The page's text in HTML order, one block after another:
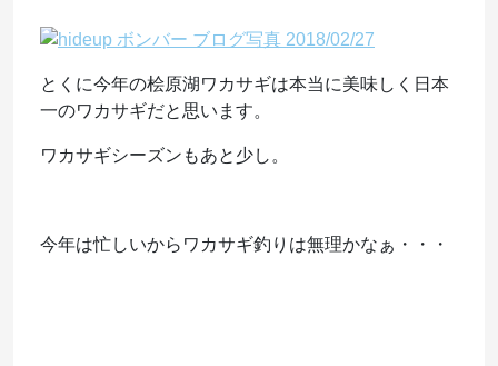
とくに今年の桧原湖ワカサギは本当に美味しく日本
一のワカサギだと思います。
ワカサギシーズンもあと少し。
今年は忙しいからワカサギ釣りは無理かなぁ・・・